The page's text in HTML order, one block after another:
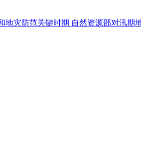
地灾防范关键时期 自然资源部对汛期